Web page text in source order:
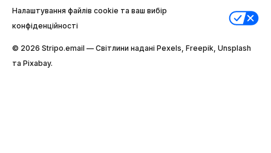
Налаштування файлів cookie та ваш вибір
конфіденційності
© 2026 Stripо.email — Світлини надані Pexels, Freepik, Unsplash
та Pixabay.